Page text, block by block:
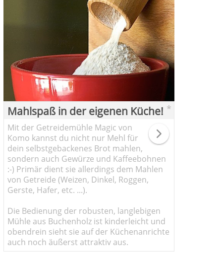
Mahlspaß in der eigenen Küche! *
Mit der Getreidemühle Magic von
Komo kannst du nicht nur Mehl für
dein selbstgebackenes Brot mahlen,
sondern auch Gewürze und Kaffeebohnen
:-) Primär dient sie allerdings dem Mahlen
von Getreide (Weizen, Dinkel, Roggen,
Gerste, Hafer, etc. ...).
Die Bedienung der robusten, langlebigen
Mühle aus Buchenholz ist kinderleicht und
obendrein sieht sie auf der Küchenanrichte
auch noch äußerst attraktiv aus.